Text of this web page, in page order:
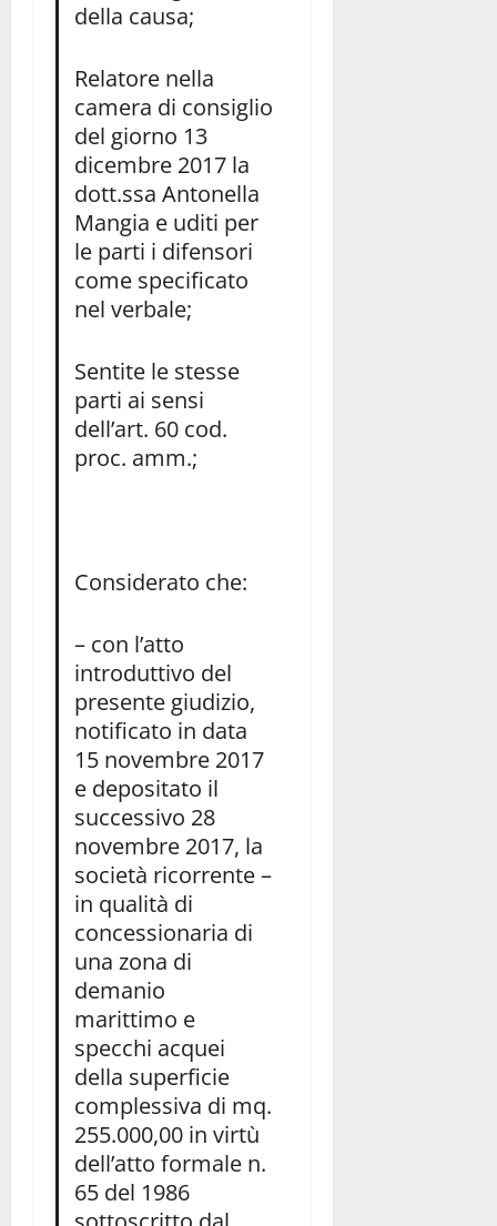
della causa;
Relatore nella
camera di consiglio
del giorno 13
dicembre 2017 la
dott.ssa Antonella
Mangia e uditi per
le parti i difensori
come specificato
nel verbale;
Sentite le stesse
parti ai sensi
dell’art. 60 cod.
proc. amm.;
Considerato che:
– con l’atto
introduttivo del
presente giudizio,
notificato in data
15 novembre 2017
e depositato il
successivo 28
novembre 2017, la
società ricorrente –
in qualità di
concessionaria di
una zona di
demanio
marittimo e
specchi acquei
della superficie
complessiva di mq.
255.000,00 in virtù
dell’atto formale n.
65 del 1986